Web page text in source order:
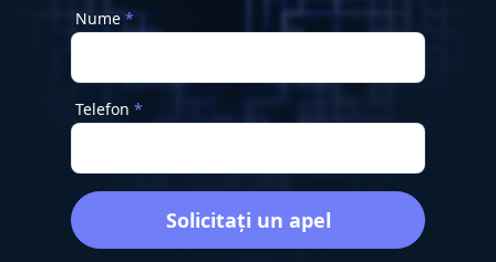
Nume
Telefon
Solicitați un apel